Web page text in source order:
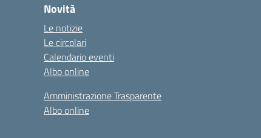
Novità
Le notizie
Le circolari
Calendario eventi
Albo online
Amministrazione Trasparente
Albo online